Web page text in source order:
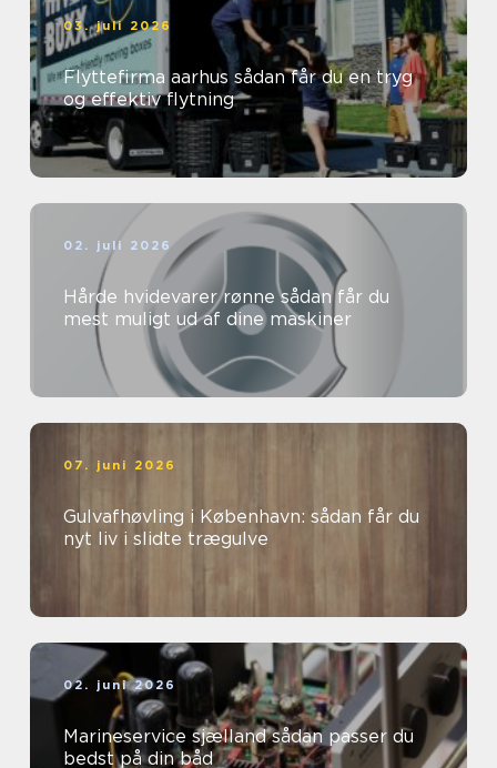
03. juli 2026
Flyttefirma aarhus sådan får du en tryg
og effektiv flytning
02. juli 2026
Hårde hvidevarer rønne sådan får du
mest muligt ud af dine maskiner
07. juni 2026
Gulvafhøvling i København: sådan får du
nyt liv i slidte trægulve
02. juni 2026
Marineservice sjælland sådan passer du
bedst på din båd